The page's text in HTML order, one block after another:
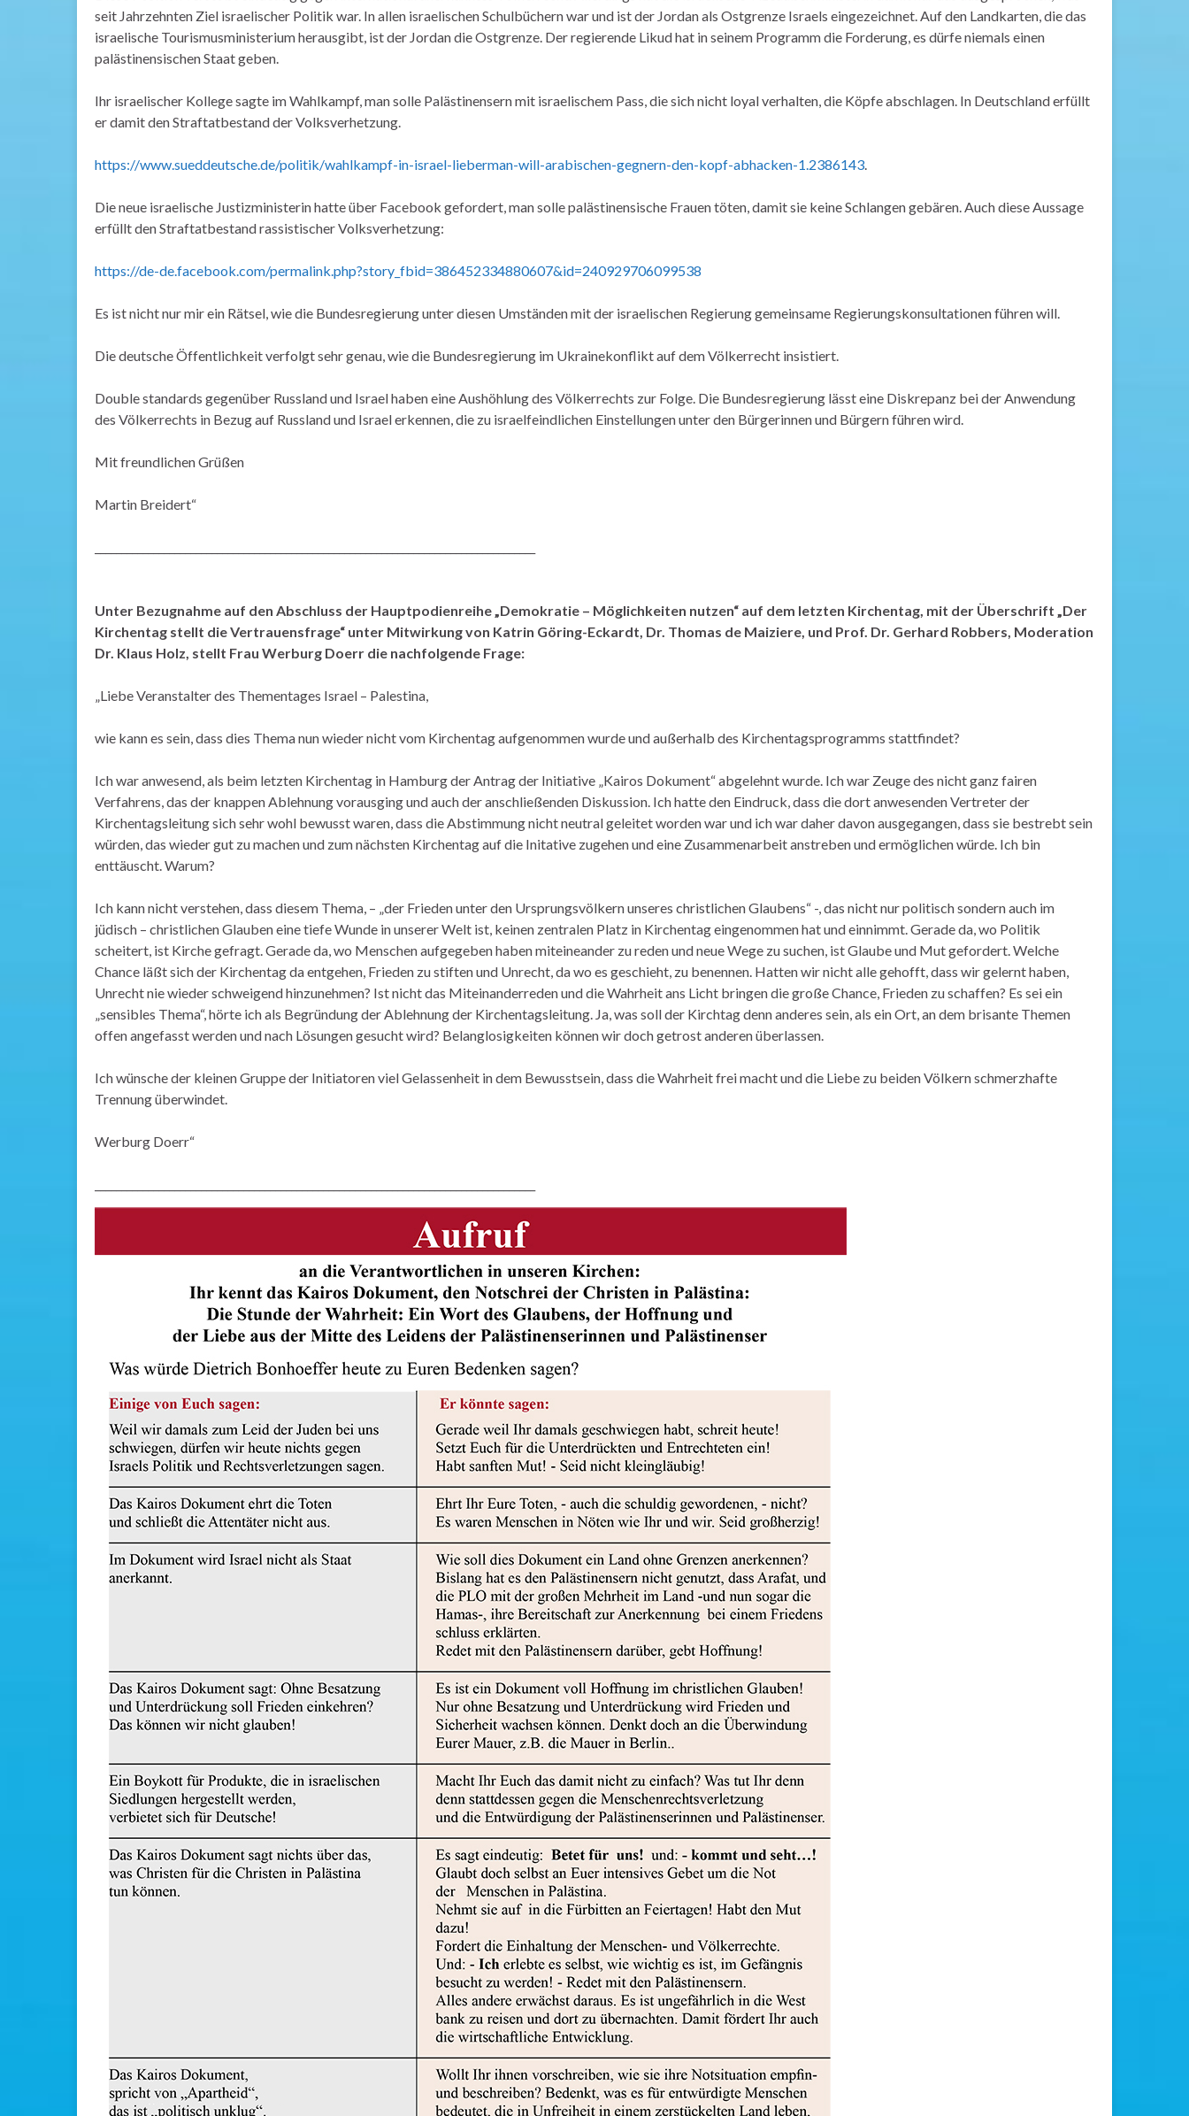
seit Jahrzehnten Ziel israelischer Politik war. In allen israelischen Schulbüchern war und ist der Jordan als Ostgrenze Israels eingezeichnet. Auf den Landkarten, die das
israelische Tourismusministerium herausgibt, ist der Jordan die Ostgrenze. Der regierende Likud hat in seinem Programm die Forderung, es dürfe niemals einen
palästinensischen Staat geben.
Ihr israelischer Kollege sagte im Wahlkampf, man solle Palästinensern mit israelischem Pass, die sich nicht loyal verhalten, die Köpfe abschlagen. In Deutschland erfüllt
er damit den Straftatbestand der Volksverhetzung.
https://www.sueddeutsche.de/politik/wahlkampf-in-israel-lieberman-will-arabischen-gegnern-den-kopf-abhacken-1.2386143.
Die neue israelische Justizministerin hatte über Facebook gefordert, man solle palästinensische Frauen töten, damit sie keine Schlangen gebären. Auch diese Aussage
erfüllt den Straftatbestand rassistischer Volksverhetzung:
https://de-de.facebook.com/permalink.php?story_fbid=386452334880607&id=240929706099538
Es ist nicht nur mir ein Rätsel, wie die Bundesregierung unter diesen Umständen mit der israelischen Regierung gemeinsame Regierungskonsultationen führen will.
Die deutsche Öffentlichkeit verfolgt sehr genau, wie die Bundesregierung im Ukrainekonflikt auf dem Völkerrecht insistiert.
Double standards gegenüber Russland und Israel haben eine Aushöhlung des Völkerrechts zur Folge. Die Bundesregierung lässt eine Diskrepanz bei der Anwendung
des Völkerrechts in Bezug auf Russland und Israel erkennen, die zu israelfeindlichen Einstellungen unter den Bürgerinnen und Bürgern führen wird.
Mit freundlichen Grüßen
Martin Breidert“
Unter Bezugnahme auf den Abschluss der Hauptpodienreihe „Demokratie – Möglichkeiten nutzen“ auf dem letzten Kirchentag, mit der Überschrift „Der
Kirchentag stellt die Vertrauensfrage“ unter Mitwirkung von Katrin Göring-Eckardt, Dr. Thomas de Maiziere, und Prof. Dr. Gerhard Robbers, Moderation
Dr. Klaus Holz, stellt Frau Werburg Doerr die nachfolgende Frage:
„Liebe Veranstalter des Thementages Israel – Palestina,
wie kann es sein, dass dies Thema nun wieder nicht vom Kirchentag aufgenommen wurde und außerhalb des Kirchentagsprogramms stattfindet?
Ich war anwesend, als beim letzten Kirchentag in Hamburg der Antrag der Initiative „Kairos Dokument“ abgelehnt wurde. Ich war Zeuge des nicht ganz fairen
Verfahrens, das der knappen Ablehnung vorausging und auch der anschließenden Diskussion. Ich hatte den Eindruck, dass die dort anwesenden Vertreter der
Kirchentagsleitung sich sehr wohl bewusst waren, dass die Abstimmung nicht neutral geleitet worden war und ich war daher davon ausgegangen, dass sie bestrebt sein
würden, das wieder gut zu machen und zum nächsten Kirchentag auf die Initative zugehen und eine Zusammenarbeit anstreben und ermöglichen würde. Ich bin
enttäuscht. Warum?
Ich kann nicht verstehen, dass diesem Thema, – „der Frieden unter den Ursprungsvölkern unseres christlichen Glaubens“ -, das nicht nur politisch sondern auch im
jüdisch – christlichen Glauben eine tiefe Wunde in unserer Welt ist, keinen zentralen Platz in Kirchentag eingenommen hat und einnimmt. Gerade da, wo Politik
scheitert, ist Kirche gefragt. Gerade da, wo Menschen aufgegeben haben miteineander zu reden und neue Wege zu suchen, ist Glaube und Mut gefordert. Welche
Chance läßt sich der Kirchentag da entgehen, Frieden zu stiften und Unrecht, da wo es geschieht, zu benennen. Hatten wir nicht alle gehofft, dass wir gelernt haben,
Unrecht nie wieder schweigend hinzunehmen? Ist nicht das Miteinanderreden und die Wahrheit ans Licht bringen die große Chance, Frieden zu schaffen? Es sei ein
„sensibles Thema“, hörte ich als Begründung der Ablehnung der Kirchentagsleitung. Ja, was soll der Kirchtag denn anderes sein, als ein Ort, an dem brisante Themen
offen angefasst werden und nach Lösungen gesucht wird? Belanglosigkeiten können wir doch getrost anderen überlassen.
Ich wünsche der kleinen Gruppe der Initiatoren viel Gelassenheit in dem Bewusstsein, dass die Wahrheit frei macht und die Liebe zu beiden Völkern schmerzhafte
Trennung überwindet.
Werburg Doerr“